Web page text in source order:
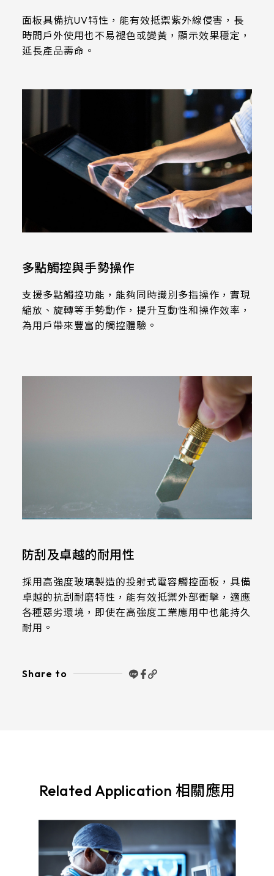
376.54 * 225.9 * 11.8 mm
444 * 264.6 * 14.73 mm
409.27 * 334 * 18.02 mm
511.45 * 302.92 * 13.43 mm
562.98 * 332.4 *12.13 mm
189.35 * 121.77* 1.4 mm
179.96 * 119* 1.4 mm
240.6 *187.8* 1.4 mm
328.37 *199.98* 2.1 mm
562.98 *332.4* 3.1 mm
376.54 *225.9* 2.1 mm
375.58 * 308* 2.1 mm
444 *264.6* 2.1 mm
511.45*302.92* 3.1 mm
Anti-Noise (Immunity):CS 10V
面板具備抗UV特性，能有效抵禦紫外線侵害，長
時間戶外使用也不易褪色或變黃，顯示效果穩定，
延長產品壽命。
多點觸控與手勢操作
支援多點觸控功能，能夠同時識別多指操作，實現
縮放、旋轉等手勢動作，提升互動性和操作效率，
為用戶帶來豐富的觸控體驗。
防刮及卓越的耐用性
採用高強度玻璃製造的投射式電容觸控面板，具備
卓越的抗刮耐磨特性，能有效抵禦外部衝擊，適應
各種惡劣環境，即使在高強度工業應用中也能持久
耐用。
Share to
Related Application 相關應用